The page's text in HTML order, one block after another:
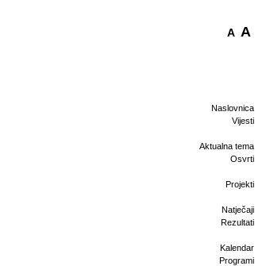
A A
Naslovnica
Vijesti
Aktualna tema
Osvrti
Projekti
Natječaji
Rezultati
Kalendar
Programi